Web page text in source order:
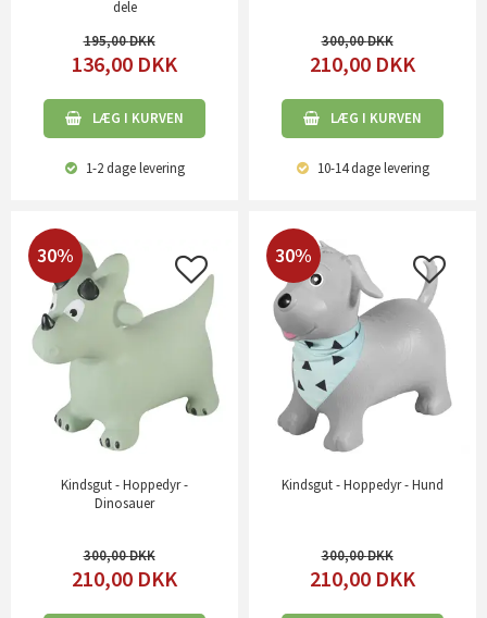
dele
195,00
136,00 DKK
LÆG I KURVEN
1-2 dagelevering
300,00
210,00 DKK
LÆG I KURVEN
10-14 dagelevering
30%
Kindsgut - Hoppedyr -
Dinosauer
300,00
210,00 DKK
30%
Kindsgut - Hoppedyr - Hund
300,00
210,00 DKK